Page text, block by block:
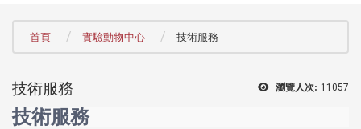
首頁 實驗動物中心 技術服務
瀏覽人次: 11057
技術服務
技術服務